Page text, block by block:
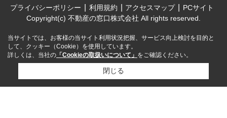
プライバシーポリシー 利用規約 アクセスマップ
PCサイト
Copyright(c) 不動産の窓口株式会社 All rights reserved.
当サイトでは、お客様の当サイト利用状況把握、サービス向上検討を目的と
して、クッキー（Cookie）を使用しています。
詳しくは、当社の 「Cookieの取扱いについて」 をご確認ください。
閉じる